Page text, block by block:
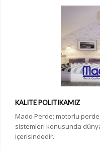
KALITE POLITIKAMIZ
Mado Perde; motorlu
sistemleri konusunda
içerisindedir.